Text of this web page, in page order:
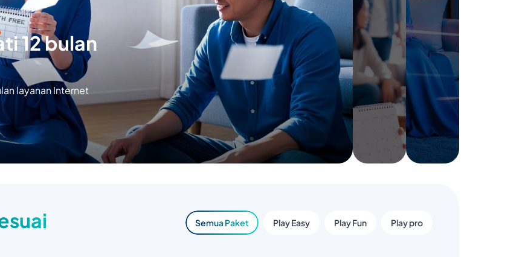
12 bulan
layanan Internet
Semua Paket Play Easy Play Fun Play pro